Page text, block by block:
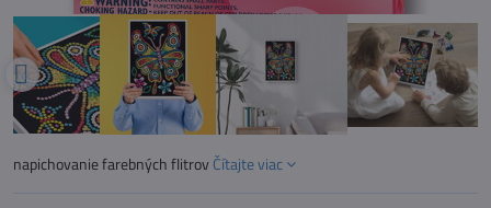
napichovanie farebných flitrovČítajte viac